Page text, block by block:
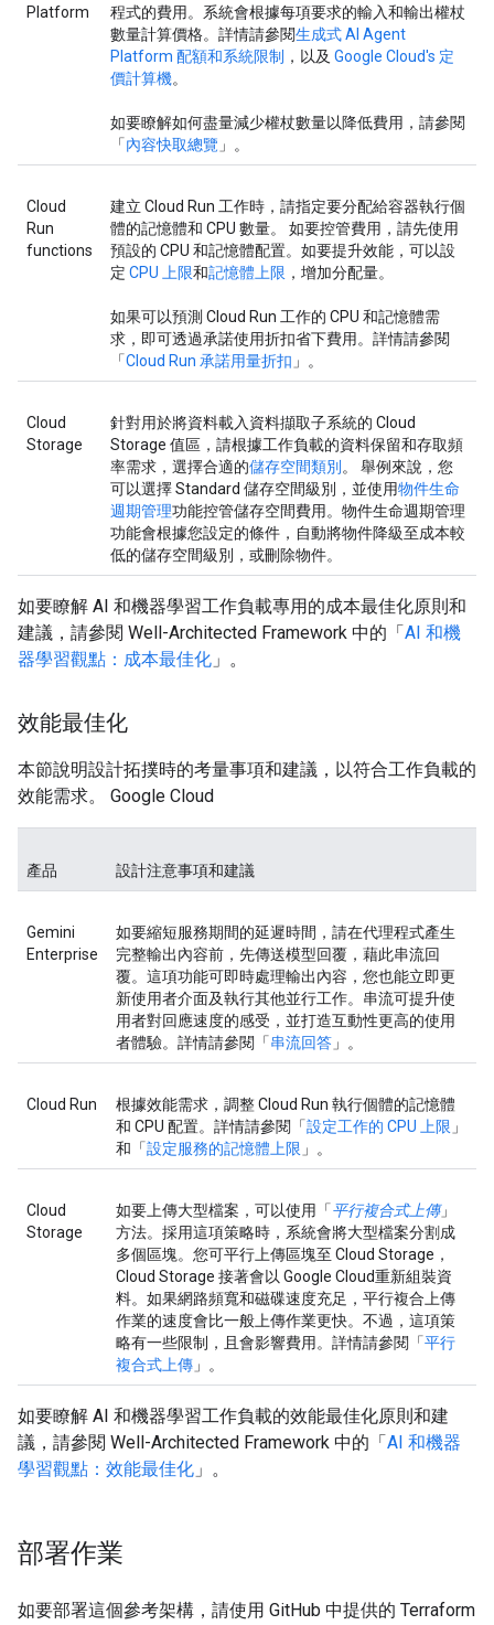
Platform
程式的費用。系統會根據每項要求的輸入和輸出權杖
數量計算價格。詳情請參閱生成式 AI Agent
Platform 配額和系統限制 ，以及 Google Cloud's 定
價計算機。
如要瞭解如何盡量減少權杖數量以降低費用，請參閱
「內容快取總覽 」。
Cloud
Run
functions
建立 Cloud Run 工作時，請指定要分配給容器執行個
體的記憶體和 CPU 數量。 如要控管費用，請先使用
預設的 CPU 和記憶體配置。如要提升效能，可以設
定 CPU 上限和記憶體上限 ，增加分配量。
如果可以預測 Cloud Run 工作的 CPU 和記憶體需
求，即可透過承諾使用折扣省下費用。詳情請參閱
「Cloud Run 承諾用量折扣 」。
Cloud
Storage
針對用於將資料載入資料擷取子系統的 Cloud
Storage 值區，請根據工作負載的資料保留和存取頻
率需求，選擇合適的儲存空間類別 。 舉例來說，您
可以選擇 Standard 儲存空間級別，並使用物件生命
週期管理功能控管儲存空間費用。物件生命週期管理
功能會根據您設定的條件，自動將物件降級至成本較
低的儲存空間級別，或刪除物件。
如要瞭解 AI 和機器學習工作負載專用的成本最佳化原則和
建議，請參閱 Well-Architected Framework 中的「 AI 和機
器學習觀點：成本最佳化 」。
效能最佳化
本節說明設計拓撲時的考量事項和建議，以符合工作負載的
效能需求。 Google Cloud
產品 設計注意事項和建議
Gemini
Enterprise
如要縮短服務期間的延遲時間，請在代理程式產生
完整輸出內容前，先傳送模型回覆，藉此串流回
覆。這項功能可即時處理輸出內容，您也能立即更
新使用者介面及執行其他並行工作。串流可提升使
用者對回應速度的感受，並打造互動性更高的使用
者體驗。詳情請參閱「串流回答 」。
Cloud Run
根據效能需求，調整 Cloud Run 執行個體的記憶體
和 CPU 配置。詳情請參閱「設定工作的 CPU 上限 」
和「設定服務的記憶體上限 」。
Cloud
Storage
如要上傳大型檔案，可以使用「平行複合式上傳」
方法。採用這項策略時，系統會將大型檔案分割成
多個區塊。您可平行上傳區塊至 Cloud Storage，
Cloud Storage 接著會以 Google Cloud重新組裝資
料。如果網路頻寬和磁碟速度充足，平行複合上傳
作業的速度會比一般上傳作業更快。不過，這項策
略有一些限制，且會影響費用。詳情請參閱「平行
複合式上傳 」。
如要瞭解 AI 和機器學習工作負載的效能最佳化原則和建
議，請參閱 Well-Architected Framework 中的「 AI 和機器
學習觀點：效能最佳化 」。
部署作業
如要部署這個參考架構，請使用 GitHub 中提供的 Terraform